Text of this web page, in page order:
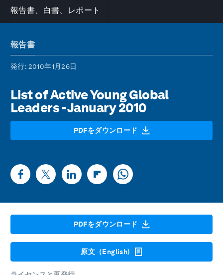
報告書、白書、レポート
報告書
発行: 2010年1月26日
List of Active Young Global
Leaders - January 2010
PDFをダウンロード
PDFをダウンロード
原文（English)